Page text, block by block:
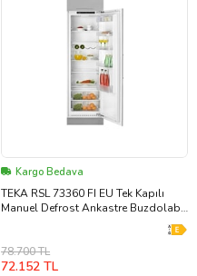
Kargo Bedava
TEKA RSL 73360 FI EU Tek Kapılı
Manuel Defrost Ankastre Buzdolabı
78.700 TL
72.152 TL